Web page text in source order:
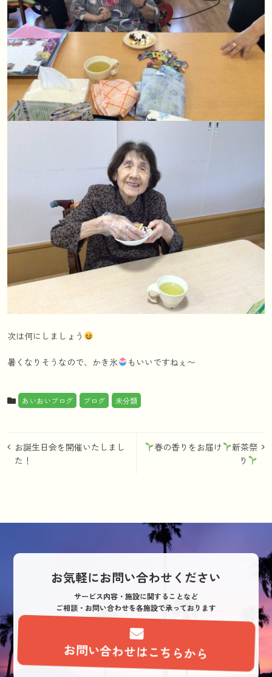
次は何にしましょう
暑くなりそうなので、かき氷 もいいですねぇ〜
あいおいブログ ブログ 未分類
投
稿
ゲ
シ
春の香りをお届け
新茶祭
り
お誕生日会を開催いたしまし
た！
お気軽にお問い合わせください
サービス内容・施設に関することなど
ご相談・お問い合わせを各施設で承っております
お問い合わせはこちらから